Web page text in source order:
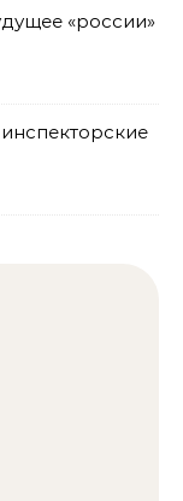
«россии»